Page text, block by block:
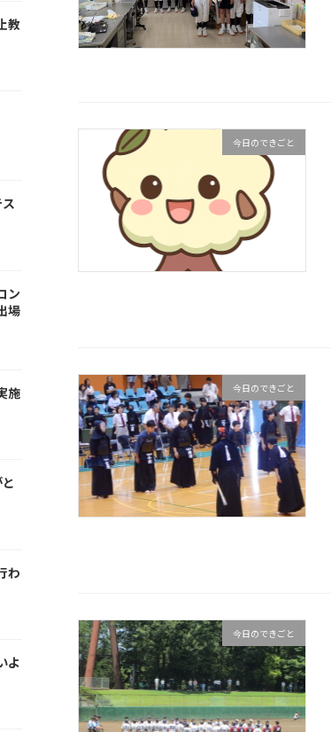
今日のできごと
今日のできごと
今日のできごと
教
ン
場
施
わ
よ